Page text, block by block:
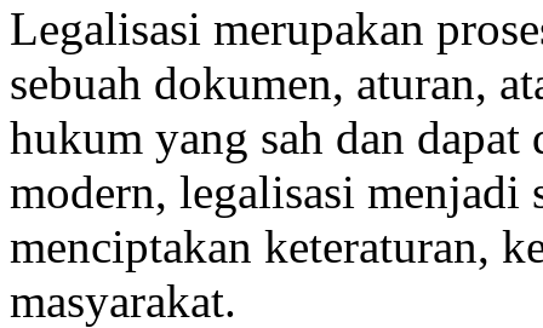
Legalisasi merupakan
sebuah dokumen, aturan,
hukum yang sah dan
modern, legalisasi menjadi
menciptakan keteraturan,
masyarakat.